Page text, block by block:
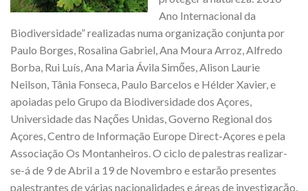
Ano Internacional da
Biodiversidade” realizadas numa organizaçăo conjunta por
Paulo Borges, Rosalina Gabriel, Ana Moura Arroz, Alfredo
Borba, Rui Luís, Ana Maria Ávila Simőes, Alison Laurie
Neilson, Tânia Fonseca, Paulo Barcelos e Hélder Xavier, e
apoiadas pelo Grupo da Biodiversidade dos Açores,
Universidade das Naçőes Unidas, Governo Regional dos
Açores, Centro de Informação Europe Direct-Açores e pela
Associação Os Montanheiros. O ciclo de palestras realizar-
se-á de 9 de Abril a 19 de Novembro e estarăo presentes
palestrantes de várias nacionalidades e áreas de investigaçăo.